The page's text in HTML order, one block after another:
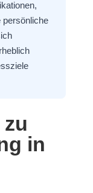
persönliche
in